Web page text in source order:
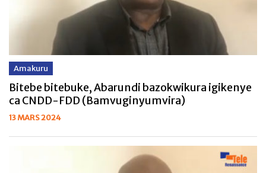
Amakuru
Bitebe bitebuke, Abarundi bazokwikura igikenye
ca CNDD-FDD (Bamvuginyumvira)
13 MARS 2024